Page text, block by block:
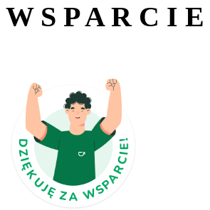
W S P A R C I E